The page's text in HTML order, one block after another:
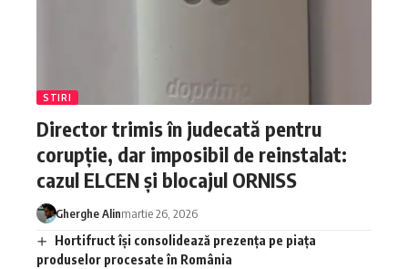
STIRI
Director trimis în judecată pentru
corupție, dar imposibil de reinstalat:
cazul ELCEN și blocajul ORNISS
Gherghe Alinmartie 26, 2026
Hortifruct își consolidează prezența pe piața
produselor procesate în România